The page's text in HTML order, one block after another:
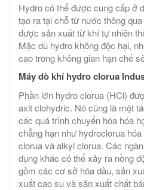
Hydro có thể được cung cấp ở
tạo ra tại chỗ từ nước thông
được sản xuất từ ​​khí tự nhiên
Mặc dù hydro không độc hại,
cao trong không gian hạn chế
Máy dò khí hydro clorua
Phần lớn hydro clorua (HCl)
axit clohydric. Nó cũng là một
các quá trình chuyển hóa hóa
chẳng hạn như hydroclorua
clorua và alkyl clorua. Các
dụng khác có thể xảy ra nồng
gồm các cơ sở hóa dầu, sản
xuất cao su và sản xuất chất